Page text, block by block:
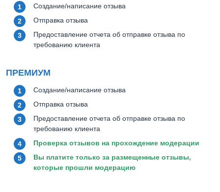
Создание/написание отзыва
Отправка отзыва
Предоставление отчета об отправке отзыва по
требованию клиента
ПРЕМИУМ
Создание/написание отзыва
Отправка отзыва
Предоставление отчета об отправке отзыва по
требованию клиента
Проверка отзывов на прохождение модерации
Вы платите только за размещенные отзывы,
которые прошли модерацию